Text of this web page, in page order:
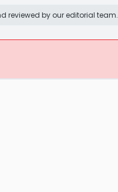
reviewed by our editorial team.